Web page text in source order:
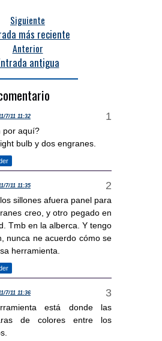
Siguiente
más reciente
Anterior
antigua
7/11 11:32
por aquí?
bulb y dos engranes.
7/11 11:35
sillones afuera panel para
creo, y otro pegado en
Tmb en la alberca. Y tengo
nunca ne acuerdo cómo se
herramienta.
7/11 11:36
está donde las
de colores entre los